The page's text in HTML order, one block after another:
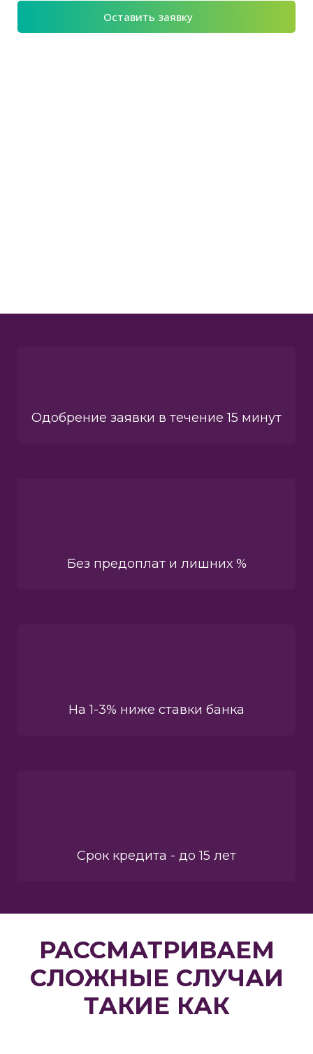
Оставить заявку
Одобрение заявки в течение 15 минут
Без предоплат и лишних %
На 1-3% ниже ставки банка
Срок кредита - до 15 лет
РАССМАТРИВАЕМ
СЛОЖНЫЕ СЛУЧАИ
ТАКИЕ КАК